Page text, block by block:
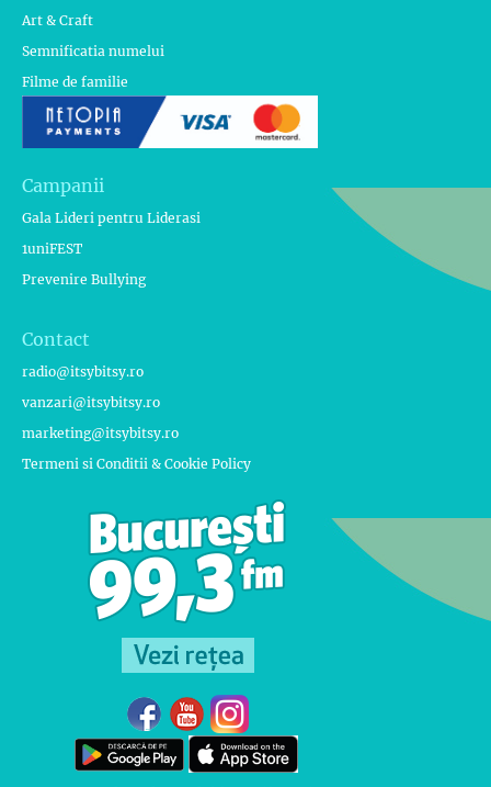
Art & Craft
Semnificatia numelui
Filme de familie
Campanii
Gala Lideri pentru Liderasi
1uniFEST
Prevenire Bullying
Contact
radio@itsybitsy.ro
vanzari@itsybitsy.ro
marketing@itsybitsy.ro
Termeni si Conditii & Cookie Policy